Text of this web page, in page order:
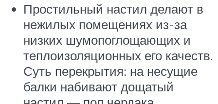
Простильный настил делают в
нежилых помещениях из-за
низких шумопоглощающих и
теплоизоляционных его качеств.
Суть перекрытия: на несущие
балки набивают дощатый